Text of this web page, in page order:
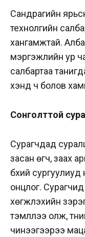
Сандрагийн
технолгийн
хангамжтай.
мэргэжлийн ур
салбартаа
хэнд ч болов
Сонголттой
Сурагчдад
засан өгч, заах
бүхий
онцлог.
хөгжүүлэхийн
тэмүүллээ олж,
чинээгээрээ